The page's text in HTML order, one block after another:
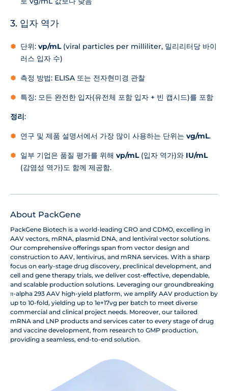
3. 입자 역가
단위: vp/mL(viral particles per milliliter, 밀리리터당 바이
러스 입자 수)
측정 방법: ELISA 또는 전자현미경 관찰
특징: 모든 완전한 입자(유전체 포함 입자 + 빈 캡시드)를 포함
정리:
연구 및 제품 설명서에서 가장 많이 사용하는 단위는 vg/mL.
일부 기업은 품질 평가를 위해 vp/mL(입자 역가)와 IU/mL
(감염성 역가)도 함께 제공함.
About PackGene
PackGene Biotech is a world-leading CRO and CDMO, excelling in
AAV vectors, mRNA, plasmid DNA, and lentiviral vector solutions.
Our comprehensive offerings span from vector design and
construction to AAV, lentivirus, and mRNA services. With a sharp
focus on early-stage drug discovery, preclinical development, and
cell and gene therapy trials, we deliver cost-effective, dependable,
and scalable production solutions. Leveraging our groundbreaking
π-alpha 293 AAV high-yield platform, we amplify AAV production by
up to 10-fold, yielding up to 1e+17vg per batch to meet diverse
commercial and clinical project needs. Moreover, our tailored
mRNA and LNP products and services cater to every stage of drug
and vaccine development, from research to GMP production,
providing a seamless, end-to-end solution.